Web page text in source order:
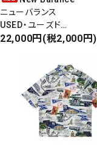
ニューバランス
USED・ユーズド
Made In England
22,000円(税2,000円)